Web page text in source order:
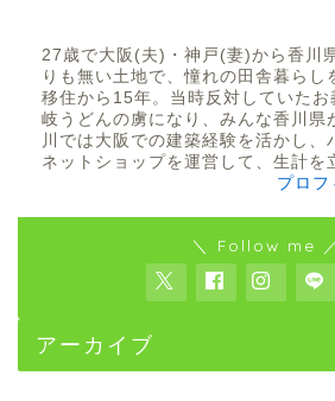
27歳で大阪(夫)・神戸(妻)から香川
りも無い土地で、憧れの田舎暮らし
移住から15年。当時反対していた
岐うどんの虜になり、みんな香川県
川では大阪での建築経験を活かし、
ネットショップを運営して、生計を
プロフ
＼ Follow me
アーカイブ